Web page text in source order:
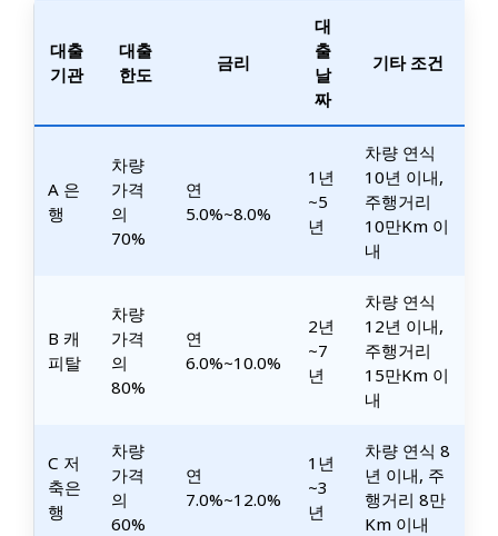
대출
기관
대출
한도
금리
대
출
날
짜
기타 조건
A 은
행
차량
가격
의
70%
연
5.0%~8.0%
1년
~5
년
차량 연식
10년 이내,
주행거리
10만km 이
내
B 캐
피탈
차량
가격
의
80%
연
6.0%~10.0%
2년
~7
년
차량 연식
12년 이내,
주행거리
15만km 이
내
C 저
축은
행
차량
가격
의
60%
연
7.0%~12.0%
1년
~3
년
차량 연식 8
년 이내, 주
행거리 8만
Km 이내